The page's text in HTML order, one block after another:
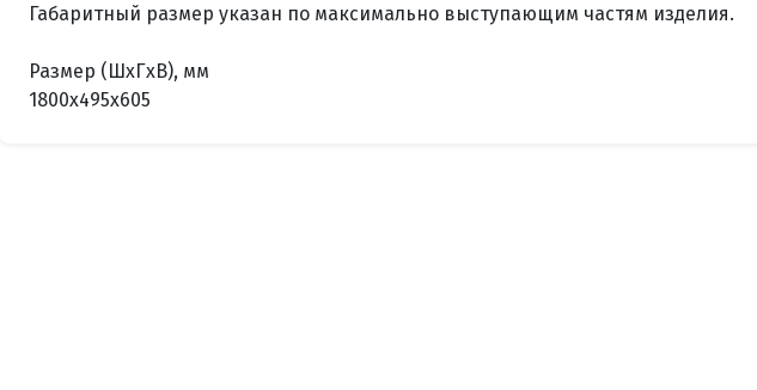
Габаритный размер указан по максимально выступающим частям изделия.
Размер (ШxГxВ), мм
1800x495x605